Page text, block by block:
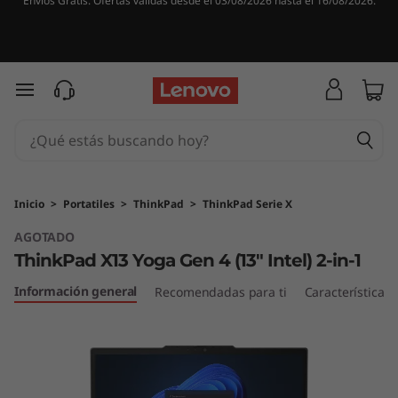
h
P
a
d
Ir al contenido principal
Inicio > Portatiles > ThinkPad > ThinkPad Serie X
AGOTADO
ThinkPad X13 Yoga Gen 4 (13″ Intel) 2-in-1
Información general Recomendadas para ti Características